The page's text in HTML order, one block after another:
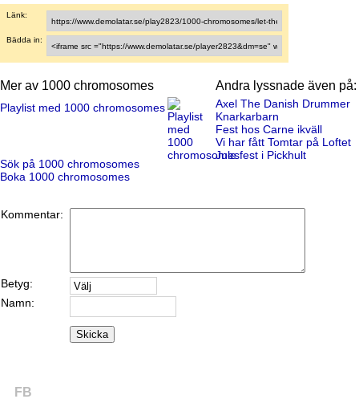
Länk:
Bädda in:
Mer av 1000 chromosomes
Playlist med 1000 chromosomes
Sök på 1000 chromosomes
Boka 1000 chromosomes
Andra lyssnade även på:
Axel The Danish Drummer
Knarkarbarn
Fest hos Carne ikväll
Vi har fått Tomtar på Loftet
Jule fest i Pickhult
Kommentar:
Betyg:
Namn:
Skicka
FB